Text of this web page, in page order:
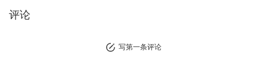
从2012年起，杨书华导演开始策划他的三峡三部曲之：
评论
写第一条评论